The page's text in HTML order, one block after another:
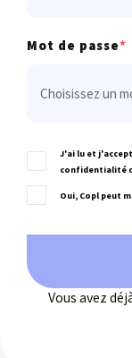
Mot de passe*
J'ai lu et
confidentialité
Oui, Copl peut
Vous avez